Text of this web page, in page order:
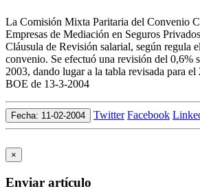
La Comisión Mixta Paritaria del Convenio
Empresas de Mediación en Seguros
Cláusula de Revisión salarial, según regula
convenio. Se efectuó una revisión del 0,6%
2003, dando lugar a la tabla revisada para
BOE de 13-3-2004
Fecha: 11-02-2004 Twitter Facebook
×
Enviar artículo